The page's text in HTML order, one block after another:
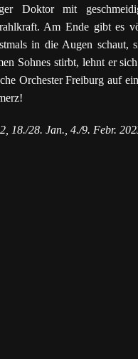
Doktor mit
Am Ende gibt es
in die Augen schaut,
Sohnes stirbt, lehnt er
Orchester Freiburg auf
18./28. Jan., 4./9. Febr.